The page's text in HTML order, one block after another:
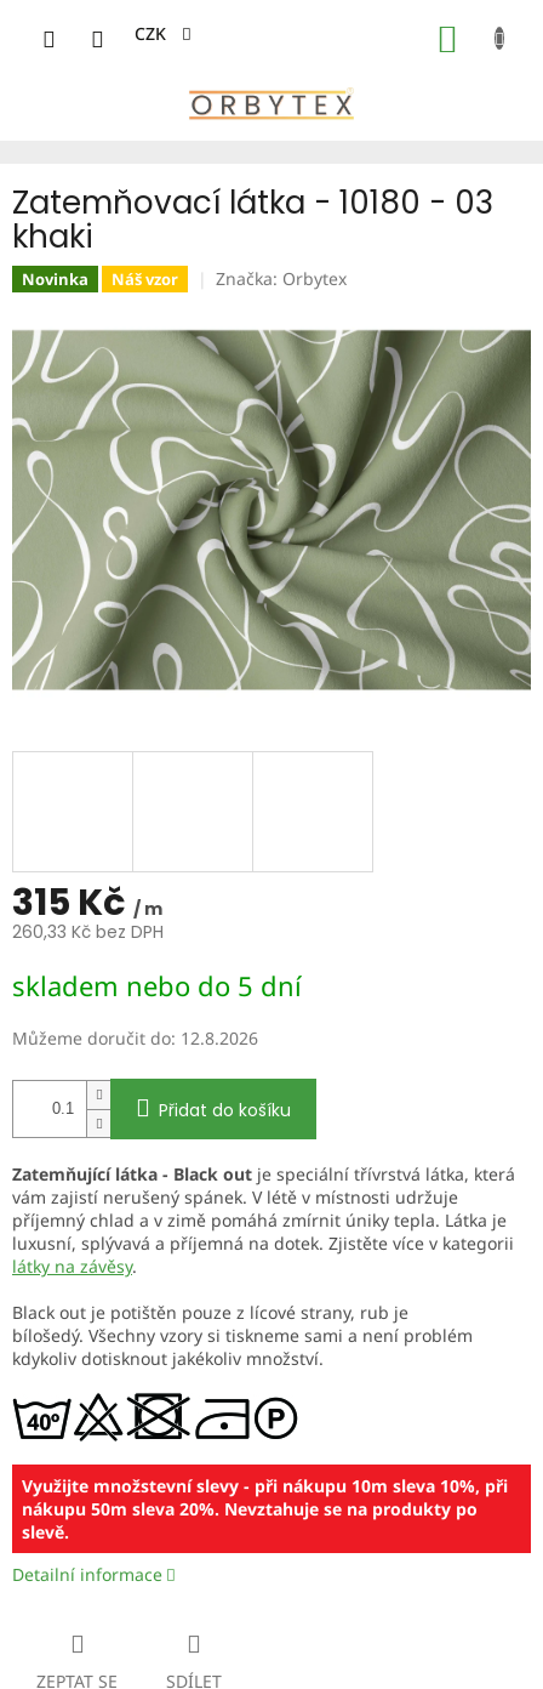
CZK
Zatemňovací látka - 10180 - 03
khaki
Novinka Náš vzor Značka: Orbytex
315 Kč / m
260,33 Kč bez DPH
cena:
skladem nebo do 5 dní
Můžeme doručit do: 12.8.2026
Přidat do košíku
Zatemňující látka - Black out je speciální třívrstvá látka, která
vám zajistí nerušený spánek. V létě v místnosti udržuje
příjemný chlad a v zimě pomáhá zmírnit úniky tepla. Látka je
luxusní, splývavá a příjemná na dotek. Zjistěte více v kategorii
látky na závěsy.
Black out je potištěn pouze z lícové strany, rub je
bílošedý. Všechny vzory si tiskneme sami a není problém
kdykoliv dotisknout jakékoliv množství.
Využijte množstevní slevy - při nákupu 10m sleva 10%, při
nákupu 50m sleva 20%. Nevztahuje se na produkty po
slevě.
Detailní informace
ZEPTAT SE SDÍLET